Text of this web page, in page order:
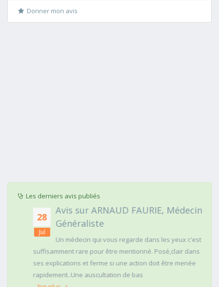
Donner mon avis
Les derniers avis publiés
28
Avis sur ARNAUD FAURIE, Médecin
Généraliste
Un médecin qui vous regarde dans les yeux c'est
suffisamment rare pour être mentionné. Posé,clair dans
ses explications et ferme si une action doit être menée
rapidement..Une auscultation de bas